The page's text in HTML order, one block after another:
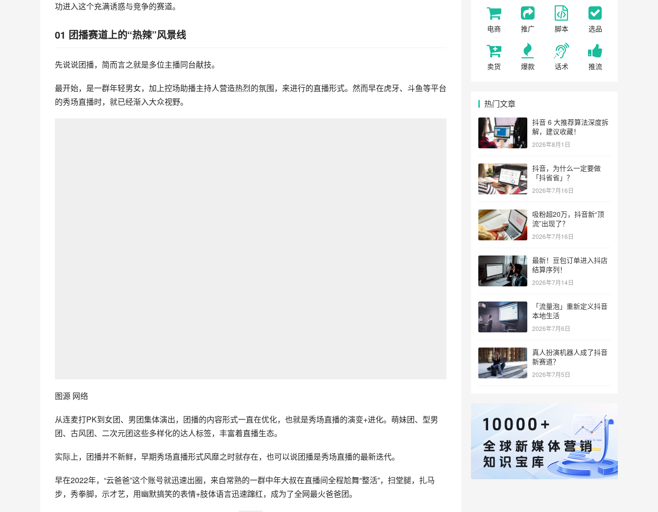
功进入这个充满诱惑与竞争的赛道。
01 团播赛道上的“热辣”风景线
先说说团播，简而言之就是多位主播同台献技。
最开始，是一群年轻男女，加上控场助播主持人营造热烈的氛围，来进行的直播形式。然而早在虎牙、斗鱼等平台
的秀场直播时，就已经渐入大众视野。
图源 网络
从连麦打PK到女团、男团集体演出，团播的内容形式一直在优化，也就是秀场直播的演变+进化。萌妹团、型男
团、古风团、二次元团这些多样化的达人标签，丰富着直播生态。
实际上，团播并不新鲜，早期秀场直播形式风靡之时就存在，也可以说团播是秀场直播的最新迭代。
早在2022年，“云爸爸”这个账号就迅速出圈，来自常熟的一群中年大叔在直播间全程尬舞“整活”，扫堂腿，扎马
步，秀拳脚，示才艺，用幽默搞笑的表情+肢体语言迅速蹿红，成为了全网最火爸爸团。
电商 推广 脚本 选品
卖货 爆款 话术 推流
热门文章
抖音 6 大推荐算法深度拆
解，建议收藏！
2026年8月1日
抖音，为什么一定要做
「抖省省」？
2026年7月16日
吸粉超20万，抖音新“顶
流”出现了？
2026年7月16日
最新！豆包订单进入抖店
结算序列！
2026年7月14日
「流量泡」重新定义抖音
本地生活
2026年7月6日
真人扮演机器人成了抖音
新赛道？
2026年7月5日